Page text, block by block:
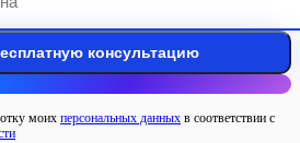
моих персональных данных в соответствии с